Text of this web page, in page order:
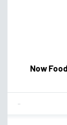
Now